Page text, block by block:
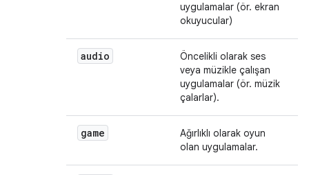
uygulamalar (ör. ekran
okuyucular)
audio
Öncelikli olarak ses
veya müzikle çalışan
uygulamalar (ör. müzik
çalarlar).
game
Ağırlıklı olarak oyun
olan uygulamalar.